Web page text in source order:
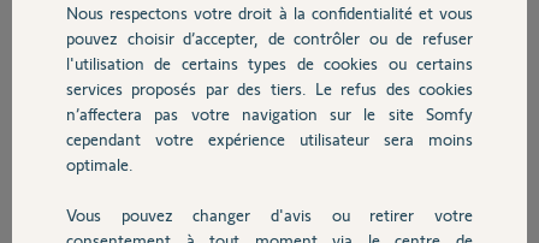
Chauffage
Autres produits
Devis avec un pro
Xavier L.
il y a presque 3 ans
Participer au fil de discussion
Réponses
Nous respectons votre droit à la confidentialité et vous
pouvez choisir d’accepter, de contrôler ou de refuser
l'utilisation de certains types de cookies ou certains
services proposés par des tiers. Le refus des cookies
n’affectera pas votre navigation sur le site Somfy
cependant votre expérience utilisateur sera moins
optimale.
Vous pouvez changer d'avis ou retirer votre